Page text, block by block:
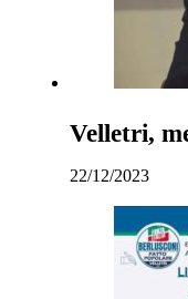
Velletri,
22/12/2023